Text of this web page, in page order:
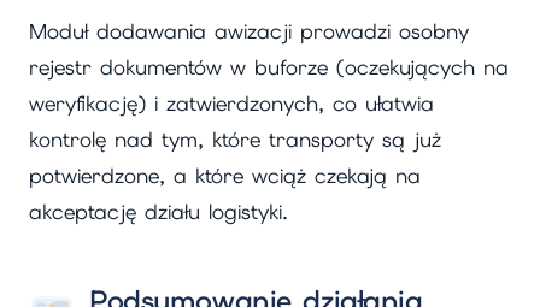
Moduł dodawania awizacji prowadzi osobny
rejestr dokumentów w buforze (oczekujących na
weryfikację) i zatwierdzonych, co ułatwia
kontrolę nad tym, które transporty są już
potwierdzone, a które wciąż czekają na
akceptację działu logistyki.